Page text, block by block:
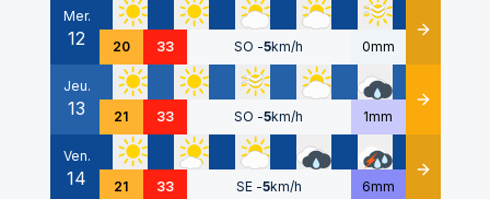
Mer.
12 20 33 SO -5km/h 0mm Détails
Jeu.
13 21 33 SO -5km/h 1mm Détails
Ven.
14 21 33 SE -5km/h 6mm Détails